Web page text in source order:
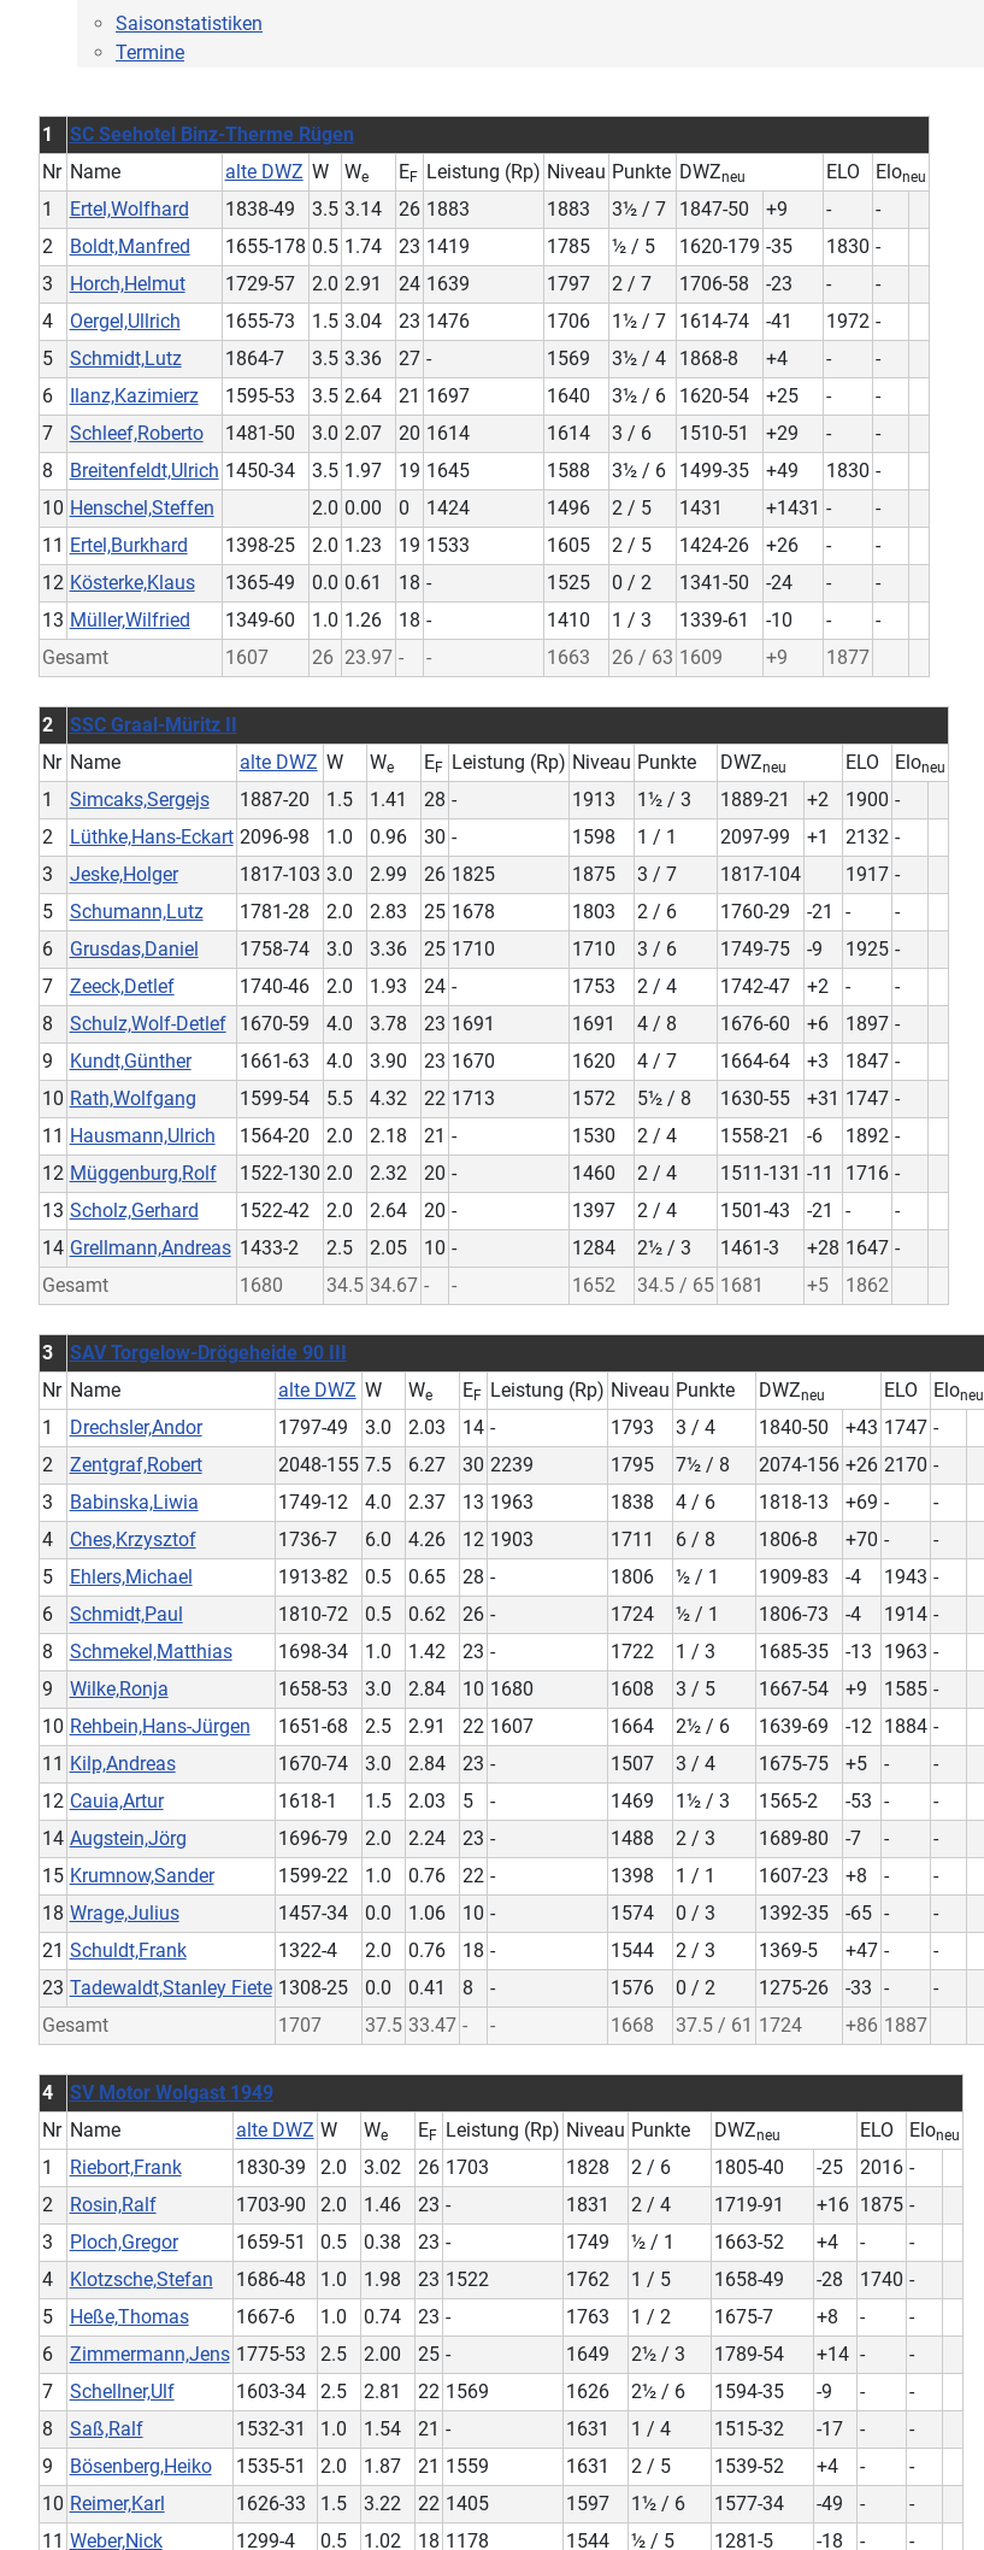
Saisonstatistiken
Termine
1
SC Seehotel Binz-Therme Rügen
Nr Name alte DWZ W We EF Leistung (Rp) Niveau Punkte DWZneu ELO Eloneu
1 Ertel,Wolfhard 1838-49 3.5 3.14 26 1883 1883 3½ / 7 1847-50 +9 -
-
2
Boldt,Manfred 1655-178 0.5 1.74 23 1419 1785 ½ / 5 1620-179 -35 1830 -
3
Horch,Helmut 1729-57 2.0 2.91 24 1639 1797 2 / 7 1706-58 -23 -
-
4
Oergel,Ullrich 1655-73 1.5 3.04 23 1476 1706 1½ / 7 1614-74 -41 1972 -
5
Schmidt,Lutz 1864-7 3.5 3.36 27 - 1569 3½ / 4 1868-8 +4 -
-
6
Ilanz,Kazimierz 1595-53 3.5 2.64 21 1697 1640 3½ / 6 1620-54 +25 -
-
7
Schleef,Roberto 1481-50 3.0 2.07 20 1614 1614 3 / 6 1510-51 +29 -
-
8
Breitenfeldt,Ulrich 1450-34 3.5 1.97 19 1645 1588 3½ / 6 1499-35 +49 1830 -
10 Henschel,Steffen 2.0 0.00 0 1424 1496 2 / 5 1431 +1431 -
-
11 Ertel,Burkhard 1398-25 2.0 1.23 19 1533 1605 2 / 5 1424-26 +26 -
-
12 Kösterke,Klaus 1365-49 0.0 0.61 18 - 1525 0 / 2 1341-50 -24 -
-
13 Müller,Wilfried 1349-60 1.0 1.26 18 - 1410 1 / 3 1339-61 -10 -
-
Gesamt
1607 26 23.97 - - 1663 26 / 63 1609 +9 1877
2
SSC Graal-Müritz II
Nr Name alte DWZ W We EF Leistung (Rp) Niveau Punkte DWZneu ELO Eloneu
1 Simcaks,Sergejs 1887-20 1.5 1.41 28 - 1913 1½ / 3 1889-21 +2 1900 -
2
Lüthke,Hans-Eckart 2096-98 1.0 0.96 30 - 1598 1 / 1 2097-99 +1 2132 -
3
Jeske,Holger 1817-103 3.0 2.99 26 1825 1875 3 / 7 1817-104 1917 -
5
Schumann,Lutz 1781-28 2.0 2.83 25 1678 1803 2 / 6 1760-29 -21 -
-
6
Grusdas,Daniel 1758-74 3.0 3.36 25 1710 1710 3 / 6 1749-75 -9 1925 -
7
Zeeck,Detlef 1740-46 2.0 1.93 24 - 1753 2 / 4 1742-47 +2 -
-
8
Schulz,Wolf-Detlef 1670-59 4.0 3.78 23 1691 1691 4 / 8 1676-60 +6 1897 -
9
Kundt,Günther 1661-63 4.0 3.90 23 1670 1620 4 / 7 1664-64 +3 1847 -
10 Rath,Wolfgang 1599-54 5.5 4.32 22 1713 1572 5½ / 8 1630-55 +31 1747 -
11 Hausmann,Ulrich 1564-20 2.0 2.18 21 - 1530 2 / 4 1558-21 -6 1892 -
12 Müggenburg,Rolf 1522-130 2.0 2.32 20 - 1460 2 / 4 1511-131 -11 1716 -
13 Scholz,Gerhard 1522-42 2.0 2.64 20 - 1397 2 / 4 1501-43 -21 -
-
14 Grellmann,Andreas 1433-2 2.5 2.05 10 - 1284 2½ / 3 1461-3 +28 1647 -
Gesamt
1680 34.5 34.67 - - 1652 34.5 / 65 1681 +5 1862
3
SAV Torgelow-Drögeheide 90 III
Nr Name alte DWZ W We EF Leistung (Rp) Niveau Punkte DWZneu ELO Eloneu
1 Drechsler,Andor 1797-49 3.0 2.03 14 - 1793 3 / 4 1840-50 +43 1747 -
2
Zentgraf,Robert 2048-155 7.5 6.27 30 2239 1795 7½ / 8 2074-156 +26 2170 -
3
Babinska,Liwia 1749-12 4.0 2.37 13 1963 1838 4 / 6 1818-13 +69 -
-
4
Ches,Krzysztof 1736-7 6.0 4.26 12 1903 1711 6 / 8 1806-8 +70 -
-
5
Ehlers,Michael 1913-82 0.5 0.65 28 - 1806 ½ / 1 1909-83 -4 1943 -
6
Schmidt,Paul 1810-72 0.5 0.62 26 - 1724 ½ / 1 1806-73 -4 1914 -
8
Schmekel,Matthias 1698-34 1.0 1.42 23 - 1722 1 / 3 1685-35 -13 1963 -
9
Wilke,Ronja 1658-53 3.0 2.84 10 1680 1608 3 / 5 1667-54 +9 1585 -
10 Rehbein,Hans-Jürgen 1651-68 2.5 2.91 22 1607 1664 2½ / 6 1639-69 -12 1884 -
11 Kilp,Andreas 1670-74 3.0 2.84 23 - 1507 3 / 4 1675-75 +5 -
-
12 Cauia,Artur 1618-1 1.5 2.03 5 - 1469 1½ / 3 1565-2 -53 -
-
14 Augstein,Jörg 1696-79 2.0 2.24 23 - 1488 2 / 3 1689-80 -7 -
-
15 Krumnow,Sander 1599-22 1.0 0.76 22 - 1398 1 / 1 1607-23 +8 -
-
18 Wrage,Julius 1457-34 0.0 1.06 10 - 1574 0 / 3 1392-35 -65 -
-
21 Schuldt,Frank 1322-4 2.0 0.76 18 - 1544 2 / 3 1369-5 +47 -
-
23 Tadewaldt,Stanley Fiete 1308-25 0.0 0.41 8 - 1576 0 / 2 1275-26 -33 -
-
Gesamt
1707 37.5 33.47 - - 1668 37.5 / 61 1724 +86 1887
4
SV Motor Wolgast 1949
Nr Name alte DWZ W We EF Leistung (Rp) Niveau Punkte DWZneu ELO Eloneu
1 Riebort,Frank 1830-39 2.0 3.02 26 1703 1828 2 / 6 1805-40 -25 2016 -
2
Rosin,Ralf 1703-90 2.0 1.46 23 - 1831 2 / 4 1719-91 +16 1875 -
3
Ploch,Gregor 1659-51 0.5 0.38 23 - 1749 ½ / 1 1663-52 +4 -
-
4
Klotzsche,Stefan 1686-48 1.0 1.98 23 1522 1762 1 / 5 1658-49 -28 1740 -
5
Heße,Thomas 1667-6 1.0 0.74 23 - 1763 1 / 2 1675-7 +8 -
-
6
Zimmermann,Jens 1775-53 2.5 2.00 25 - 1649 2½ / 3 1789-54 +14 -
-
7
Schellner,Ulf 1603-34 2.5 2.81 22 1569 1626 2½ / 6 1594-35 -9 -
-
8
Saß,Ralf 1532-31 1.0 1.54 21 - 1631 1 / 4 1515-32 -17 -
-
9
Bösenberg,Heiko 1535-51 2.0 1.87 21 1559 1631 2 / 5 1539-52 +4 -
-
10 Reimer,Karl 1626-33 1.5 3.22 22 1405 1597 1½ / 6 1577-34 -49 -
-
11 Weber,Nick 1299-4 0.5 1.02 18 1178 1544 ½ / 5 1281-5 -18 - -